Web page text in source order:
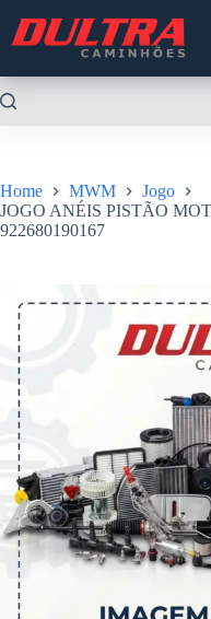
para
Home MWM
Jogo
JOGO ANÉIS PISTÃO
922680190167